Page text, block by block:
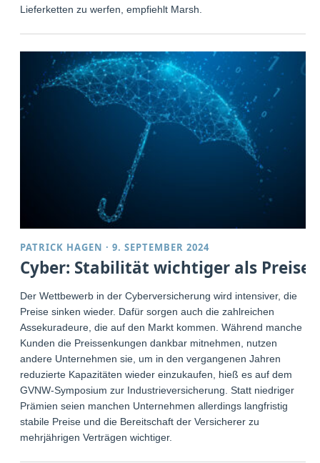
Lieferketten zu werfen, empfiehlt Marsh.
PATRICK HAGEN ·9. SEPTEMBER 2024
Cyber: Stabilität wichtiger als Preise
Der Wettbewerb in der Cyberversicherung wird intensiver, die
Preise sinken wieder. Dafür sorgen auch die zahlreichen
Assekuradeure, die auf den Markt kommen. Während manche
Kunden die Preissenkungen dankbar mitnehmen, nutzen
andere Unternehmen sie, um in den vergangenen Jahren
reduzierte Kapazitäten wieder einzukaufen, hieß es auf dem
GVNW-Symposium zur Industrieversicherung. Statt niedriger
Prämien seien manchen Unternehmen allerdings langfristig
stabile Preise und die Bereitschaft der Versicherer zu
mehrjährigen Verträgen wichtiger.